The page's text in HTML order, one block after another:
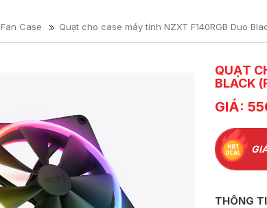
Fan Case Quạt cho case máy tính NZXT F140RGB Duo
QUẠT
BLACK
GIÁ:
THÔNG